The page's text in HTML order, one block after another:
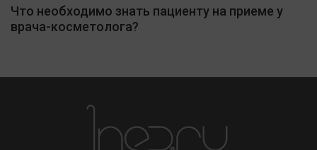
Что необходимо знать пациенту на приеме у
врача-косметолога?